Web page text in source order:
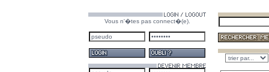
Vous n'�tes pas connect�(e).